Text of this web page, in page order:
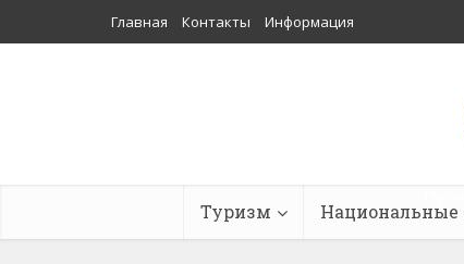
Главная Контакты Информация
Туризм Национальные